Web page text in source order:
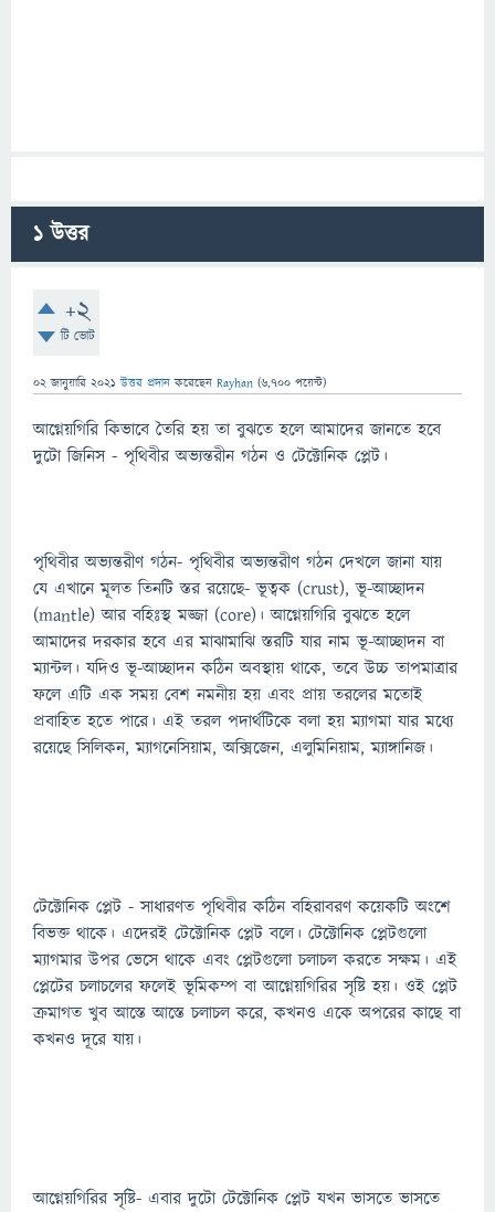
1উত্তর
+2
টি ভোট
02 জানুয়ারি 2021 উত্তর প্রদান করেছেন Rayhan (6,700 পয়েন্ট)
আগ্নেয়গিরি কিভাবে তৈরি হয় তা বুঝতে হলে আমাদের জানতে হবে
দুটো জিনিস - পৃথিবীর অভ্যন্তরীন গঠন ও টেক্টোনিক প্লেট।
পৃথিবীর অভ্যন্তরীণ গঠন- পৃথিবীর অভ্যন্তরীণ গঠন দেখলে জানা যায়
যে এখানে মূলত তিনটি স্তর রয়েছে- ভূত্বক (crust), ভূ-আচ্ছাদন
(mantle) আর বহিঃস্থ মজ্জা (core)। আগ্নেয়গিরি বুঝতে হলে
আমাদের দরকার হবে এর মাঝামাঝি স্তরটি যার নাম ভূ-আচ্ছাদন বা
ম্যান্টল। যদিও ভূ-আচ্ছাদন কঠিন অবস্থায় থাকে, তবে উচ্চ তাপমাত্রার
ফলে এটি এক সময় বেশ নমনীয় হয় এবং প্রায় তরলের মতোই
প্রবাহিত হতে পারে। এই তরল পদার্থটিকে বলা হয় ম্যাগমা যার মধ্যে
রয়েছে সিলিকন, ম্যাগনেসিয়াম, অক্সিজেন, এলুমিনিয়াম, ম্যাঙ্গানিজ।
টেক্টোনিক প্লেট - সাধারণত পৃথিবীর কঠিন বহিরাবরণ কয়েকটি অংশে
বিভক্ত থাকে। এদেরই টেক্টোনিক প্লেট বলে। টেক্টোনিক প্লেটগুলো
ম্যাগমার উপর ভেসে থাকে এবং প্লেটগুলো চলাচল করতে সক্ষম। এই
প্লেটের চলাচলের ফলেই ভূমিকম্প বা আগ্নেয়গিরির সৃষ্টি হয়। ওই প্লেট
ক্রমাগত খুব আস্তে আস্তে চলাচল করে, কখনও একে অপরের কাছে বা
কখনও দূরে যায়।
আগ্নেয়গিরির সৃষ্টি- এবার দুটো টেক্টোনিক প্লেট যখন ভাসতে ভাসতে